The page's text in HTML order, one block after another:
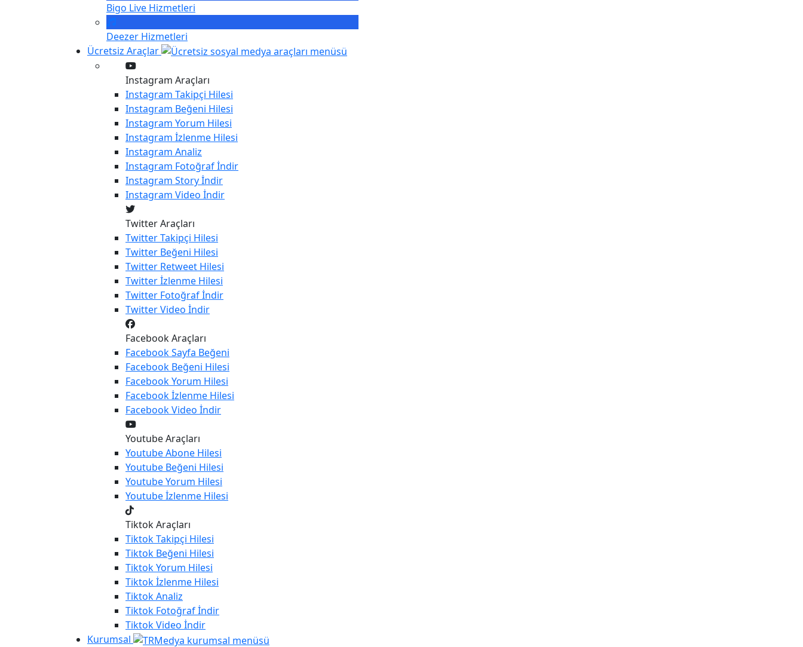
Bigo Live Hizmetleri
Deezer Hizmetleri
Ücretsiz Araçlar
Instagram Araçları
Instagram Takipçi Hilesi
Instagram Beğeni Hilesi
Instagram Yorum Hilesi
Instagram İzlenme Hilesi
Instagram Analiz
Instagram Fotoğraf İndir
Instagram Story İndir
Instagram Video İndir
Twitter Araçları
TwitterTakipçi Hilesi
Twitter Beğeni Hilesi
Twitter Retweet Hilesi
Twitterİzlenme Hilesi
Twitter Fotoğraf İndir
TwitterVideo İndir
Facebook Araçları
FacebookSayfa Beğeni
Facebook Beğeni Hilesi
FacebookYorum Hilesi
Facebookİzlenme Hilesi
FacebookVideo İndir
Youtube Araçları
YoutubeAbone Hilesi
Youtube Beğeni Hilesi
YoutubeYorum Hilesi
Youtubeİzlenme Hilesi
Tiktok Araçları
TiktokTakipçi Hilesi
Tiktok Beğeni Hilesi
TiktokYorum Hilesi
Tiktokİzlenme Hilesi
TiktokAnaliz
Tiktok Fotoğraf İndir
TiktokVideo İndir
Kurumsal